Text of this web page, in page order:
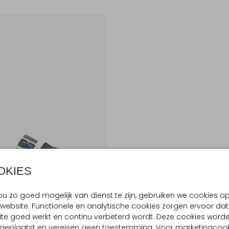
zo goed mogelijk van dienst te zijn, gebruiken we cookies op
Functionele en analytische cookies zorgen ervoor
goed werkt en continu verbeterd wordt. Deze cookies
Maten